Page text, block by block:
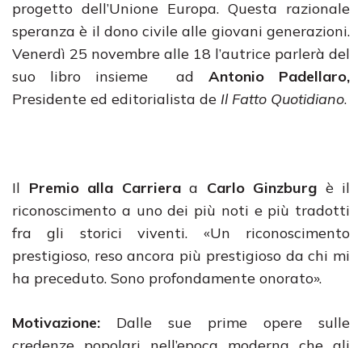
progetto dell’Unione Europa. Questa razionale
speranza è il dono civile alle giovani generazioni.
Venerdì 25 novembre alle 18 l’autrice parlerà del
suo libro insieme adAntonio Padellaro,
Presidente ed editorialista de Il Fatto Quotidiano.
Il Premio alla Carrieraa Carlo Ginzburg è il
riconoscimento a uno dei più noti e più tradotti
fra gli storici viventi. «Un riconoscimento
prestigioso, reso ancora più prestigioso da chi mi
ha preceduto. Sono profondamente onorato».
Motivazione: Dalle sue prime opere sulle